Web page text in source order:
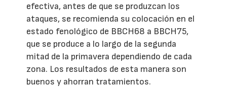
efectiva, antes de que se produzcan los
ataques, se recomienda su colocación en el
estado fenológico de BBCH68 a BBCH75,
que se produce a lo largo de la segunda
mitad de la primavera dependiendo de cada
zona. Los resultados de esta manera son
buenos y ahorran tratamientos.